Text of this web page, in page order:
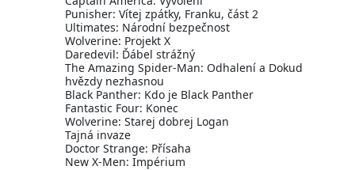
Punisher: Vítej zpátky, Franku, část 2
Ultimates: Národní bezpečnost
Wolverine: Projekt X
Daredevil: Ďábel strážný
The Amazing Spider-Man: Odhalení a Dokud
hvězdy nezhasnou
Black Panther: Kdo je Black Panther
Fantastic Four: Konec
Wolverine: Starej dobrej Logan
Tajná invaze
Doctor Strange: Přísaha
New X-Men: Impérium